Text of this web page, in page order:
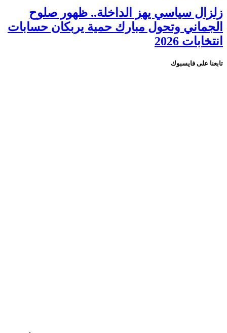
زلزال سياسي يهز الداخلة.. ظهور صلوح
الجماني وتحول مبارك حمية يربكان حسابات
انتخابات 2026
تابعنا على فايسبوك